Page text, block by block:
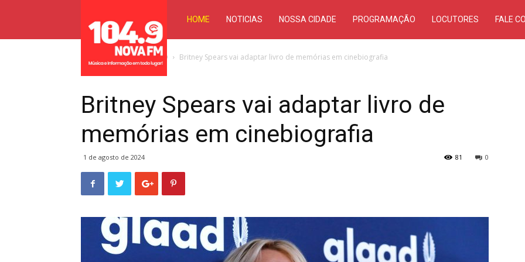
Nova
FM
HOME NOTICIAS NOSSA CIDADE PROGRAMAÇÃO LOCUTORES FALE
ENTRETERIMENTO Britney Spears vai adaptar livro de memórias em cinebiografia
Britney Spears vai adaptar livro de
memórias em cinebiografia
1 de agosto de 2024 0
81